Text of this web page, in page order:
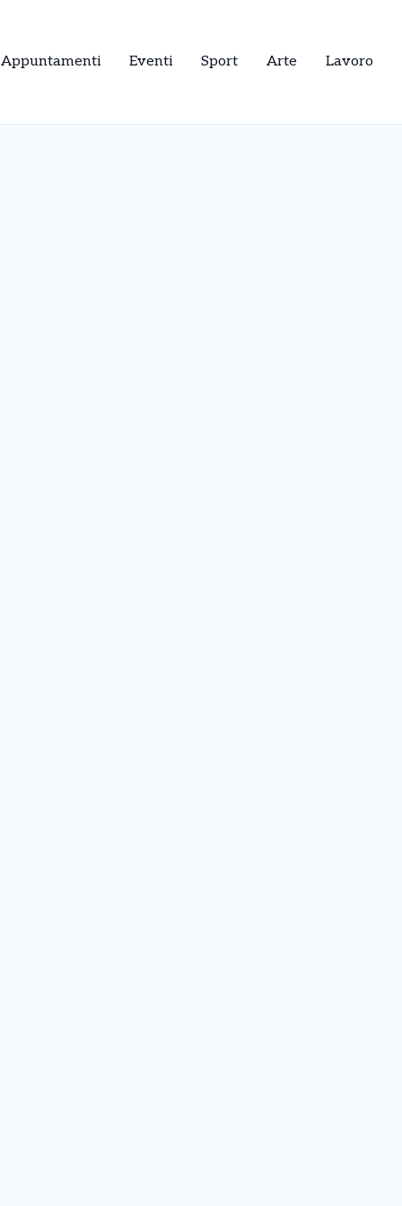
Appuntamenti Eventi Sport Arte Lavoro